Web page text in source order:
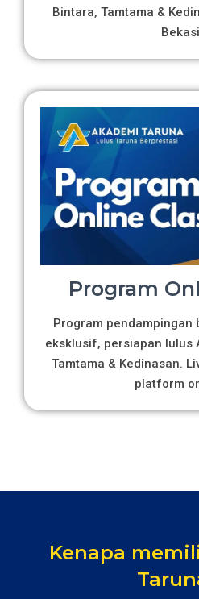
Bintara, Tamtama &
Bekasi
Program
Program pendampingan
eksklusif, persiapan lulus
Tamtama & Kedinasan.
platform
Kenapa